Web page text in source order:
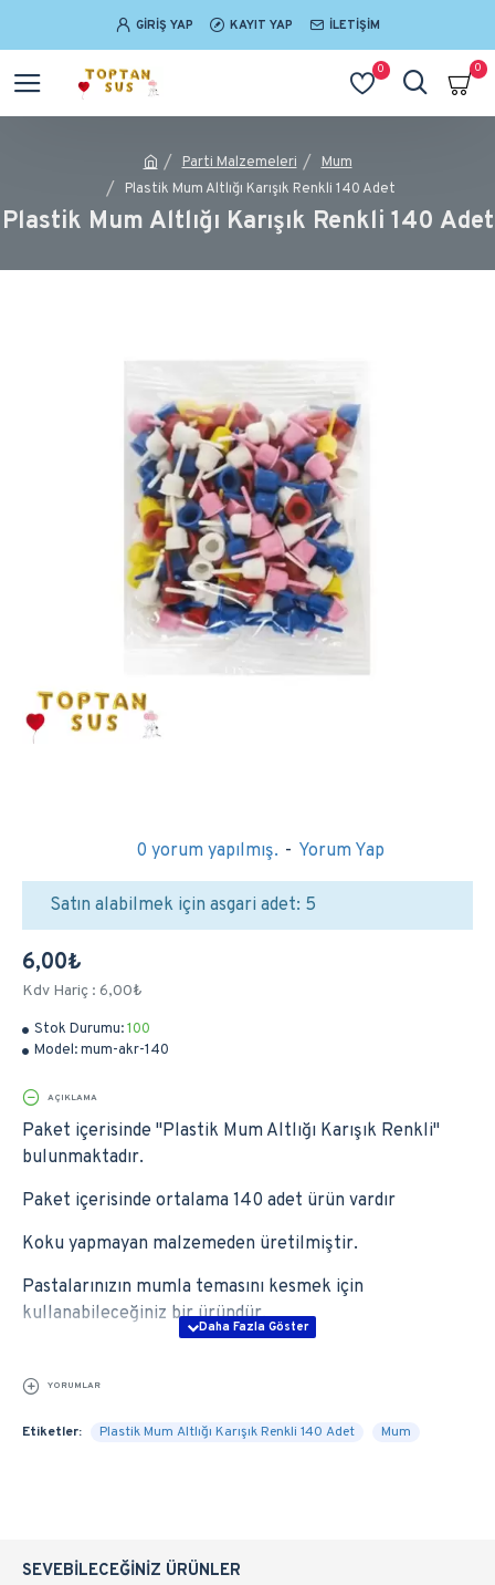
GIRIŞ YAP KAYIT YAP İLETIŞIM
0 0
Parti Malzemeleri
Mum
Plastik Mum Altlığı Karışık Renkli 140 Adet
Plastik Mum Altlığı Karışık Renkli 140 Adet
Stok Durumu:100
Model:mum-akr-140
0 yorum yapılmış. - Yorum Yap
6,00₺
Kdv Hariç : 6,00₺
Satın alabilmek için asgari adet: 5
AÇIKLAMA
Paket içerisinde ''Plastik Mum Altlığı Karışık Renkli''
bulunmaktadır.
Paket içerisinde ortalama 140 adet ürün vardır
Koku yapmayan malzemeden üretilmiştir.
Pastalarınızın mumla temasını kesmek için
kullanabileceğiniz bir üründür.
YORUMLAR
Etiketler: Plastik Mum Altlığı Karışık Renkli 140 Adet Mum
SEVEBILECEĞINIZ ÜRÜNLER